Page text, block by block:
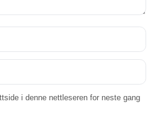
i denne nettleseren for neste gang